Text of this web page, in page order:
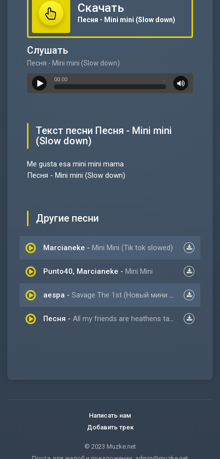
Скачать
Песня - Mini mini (Slow down)
Слушать
Песня - Mini mini (Slow down)
00:00 …
Текст песни Песня - Mini mini
(Slow down)
Me gusta esa mini mini mama
Песня - Mini mini (Slow down)
Другие песни
Marcianeke - Mini Mini (Tik tok slowed)
Punto40, Marcianeke - Mini Mini
aespa - Savage The 1st (Новый мини альбом 2021)
Песня - All my friends are heathens take it slow
Написать нам
Добавить трек
© 2023 Muzke.net